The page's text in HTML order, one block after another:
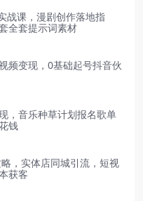
战课，漫剧创作落地指
全套提示词素材
频变现，0基础起号抖音伙
，音乐种草计划报名歌单
钱
，实体店同城引流，短视
获客